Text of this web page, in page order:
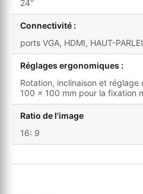
24''
Connectivité :
ports VGA, HDMI, HAUT-
Réglages ergonomiques :
Rotation, inclinaison et réglage
100 x 100 mm pour la fixation
Ratio de l'image
16: 9